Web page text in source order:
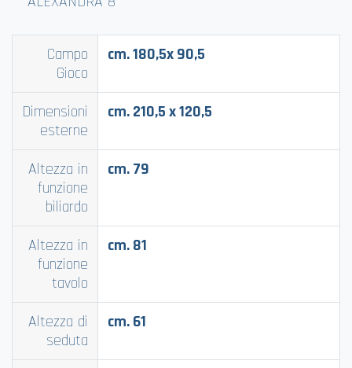
Campo
Gioco
cm. 180,5x 90,5
Dimensioni
esterne
cm. 210,5 x 120,5
Altezza in
funzione
biliardo
cm. 79
Altezza in
funzione
tavolo
cm. 81
Altezza di
seduta
cm. 61